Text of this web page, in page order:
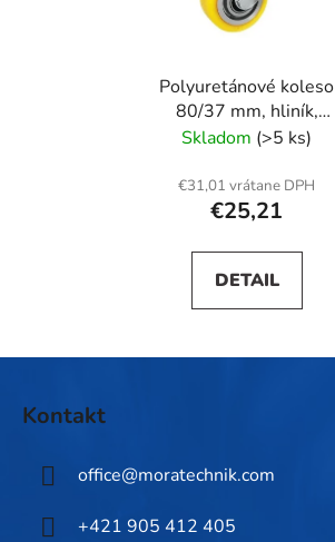
Polyuretánové koleso
80/37 mm, hliník,
otočná vidlica s
Skladom (>5 ks)
€31,01 vrátane DPH
€25,21
DETAIL
Kontakt
office@moratechnik.com
+421 905 412 405